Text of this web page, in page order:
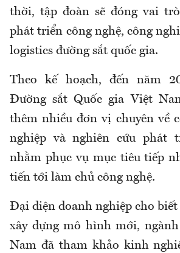
thời, tập đoàn sẽ đóng vai
phát triển công nghệ, công
logistics đường sắt quốc gia.
Theo kế hoạch, đến năm
Đường sắt Quốc gia Việt
thêm nhiều đơn vị chuyên về
nghiệp và nghiên cứu phát
nhằm phục vụ mục tiêu tiếp
tiến tới làm chủ công nghệ.
Đại diện doanh nghiệp cho
xây dựng mô hình mới,
Nam đã tham khảo kinh